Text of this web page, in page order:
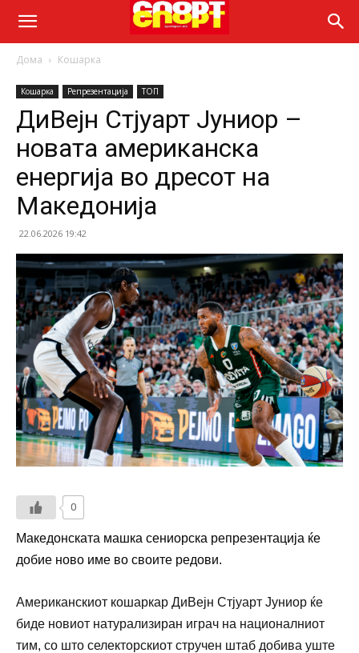
Дома Кошарка
Кошарка Репрезентација ТОП
ДиВејн Стјуарт Јуниор –
новата американска
енергија во дресот на
Македонија
22.06.2026 19:42
0
Македонската машка сениорска репрезентација ќе
добие ново име во своите редови.
Американскиот кошаркар ДиВејн Стјуарт Јуниор ќе
биде новиот натурализиран играч на националниот
тим, со што селекторскиот стручен штаб добива уште